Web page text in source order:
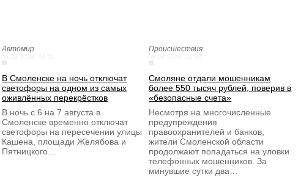
Автомир
В Смоленске на ночь отключат
светофоры на одном из самых
оживлённых перекрёстков
В ночь с 6 на 7 августа в
Смоленске временно отключат
светофоры на пересечении улицы
Кашена, площади Желябова и
Пятницкого…
Происшествия
Смоляне отдали мошенникам
более 550 тысяч рублей, поверив в
«безопасные счета»
Несмотря на многочисленные
предупреждения
правоохранителей и банков,
жители Смоленской области
продолжают попадаться на уловки
телефонных мошенников. За
минувшие сутки два…